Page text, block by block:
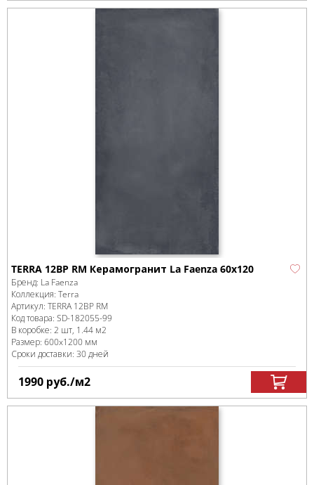
TERRA 12BP RM Керамогранит La Faenza 60x120
Бренд: La Faenza
Коллекция: Terra
Артикул: TERRA 12BP RM
Код товара: SD-182055-99
В коробке: 2 шт, 1.44 м2
Размер: 600x1200 мм
Сроки доставки: 30 дней
1990 руб./м2